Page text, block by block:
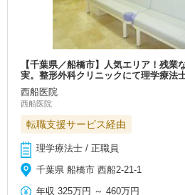
【千葉県／船橋市】人気エリア！残業
実。整形外科クリニックにて理学療法
西船医院
西船医院
転職支援サービス経由
理学療法士 / 正職員
千葉県 船橋市 西船2-21-1
年収 325万円 ～460万円